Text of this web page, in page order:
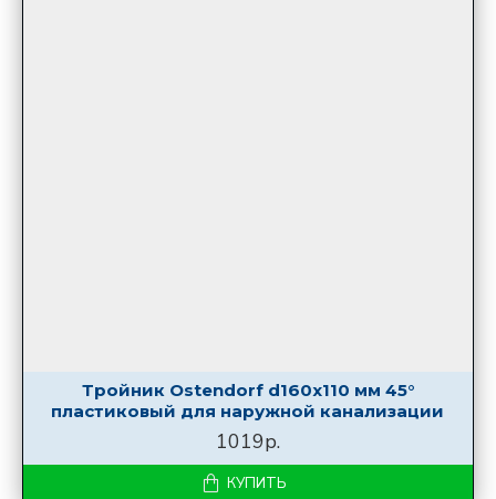
Тройник Ostendorf d160х110 мм 45°
пластиковый для наружной канализации
1019р.
КУПИТЬ